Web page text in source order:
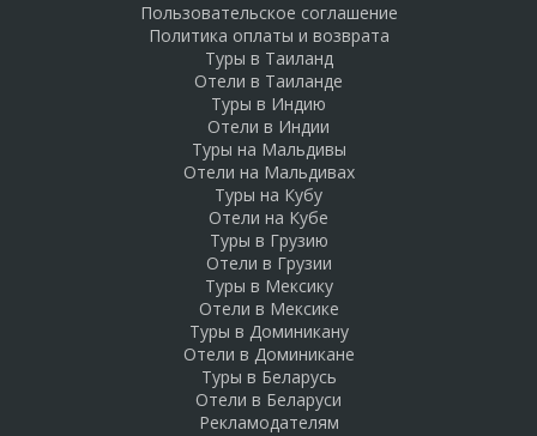
Пользовательское соглашение
Политика оплаты и возврата
Туры в Таиланд
Отели в Таиланде
Туры в Индию
Отели в Индии
Туры на Мальдивы
Отели на Мальдивах
Туры на Кубу
Отели на Кубе
Туры в Грузию
Отели в Грузии
Туры в Мексику
Отели в Мексике
Туры в Доминикану
Отели в Доминикане
Туры в Беларусь
Отели в Беларуси
Рекламодателям